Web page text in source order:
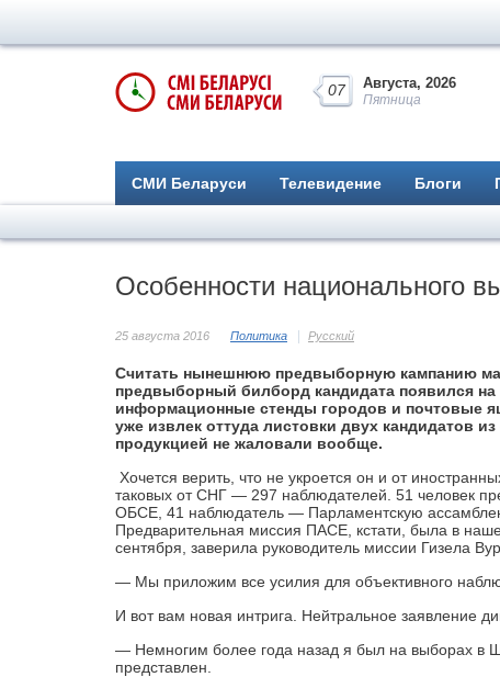
07 Августа, 2026
Пятница
СМИ Беларуси Телевидение Блоги
Особенности национального
25 августа 2016 Политика Русский
Считать нынешнюю предвыборную кампанию
предвыборный билборд кандидата появился
информационные стенды городов и почтовые
уже извлек оттуда листовки двух кандидатов
продукцией не жаловали вообще.
Хочется верить, что не укроется он и от
таковых от СНГ — 297 наблюдателей. 51 человек
ОБСЕ, 41 наблюдатель — Парламентскую
Предварительная миссия ПАСЕ, кстати, была в
сентября, заверила руководитель миссии Гизела
— Мы приложим все усилия для объективного
И вот вам новая интрига. Нейтральное заявление
— Немногим более года назад я был на выборах в
представлен.